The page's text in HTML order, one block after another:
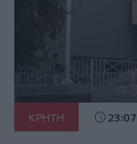
ΚΡΗΤΗ 23:07